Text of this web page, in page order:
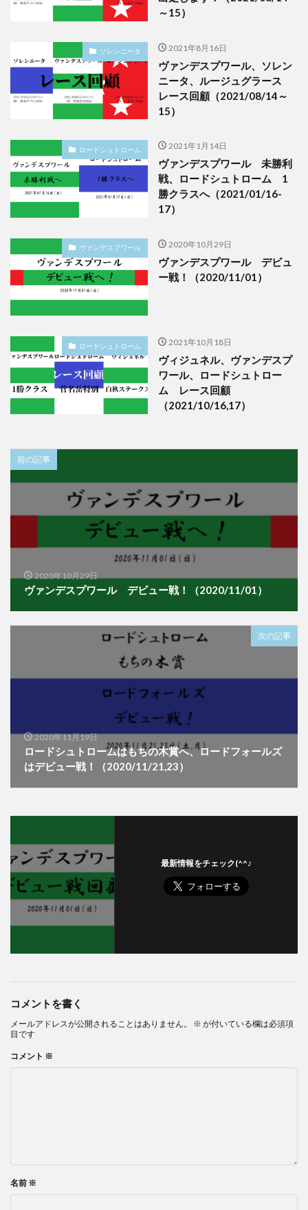
～15）
ソレンニータ 2021年8月16日
ヴァンデスプワール、ソレン
ニータ、ルージュグラース
レース回顧（2021/08/14～
15）
ロードシュトローム 2021年1月14日
ヴァンデスプワール 未勝利
戦、ロードシュトローム 1
勝クラスへ（2021/01/16-
17）
ヴァンデスプワール 2020年10月29日
ヴァンデスプワール デビュ
ー戦！（2020/11/01）
ロードシュトローム 2021年10月18日
ヴィジュネル、ヴァンデスプ
ワール、ロードシュトロー
ム レース回顧
（2021/10/16,17）
前の記事
2020年10月29日
ヴァンデスプワール デビュー戦！（2020/11/01）
次の記事
2020年11月19日
ロードシュトロームはもちの木賞へ、ロードフォールズ
はデビュー戦！（2020/11/21,23）
最新情報をチェック(^^♪
コメントを書く
メールアドレスが公開されることはありません。 ※ が付いている欄は必須項
目です
コメント ※
名前 ※